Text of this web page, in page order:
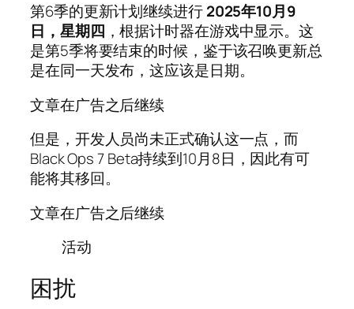
第6季的更新计划继续进行2025年10月9
日，星期四 ，根据计时器在游戏中显示。这
是第5季将要结束的时候，鉴于该召唤更新总
是在同一天发布，这应该是日期。
文章在广告之后继续
但是，开发人员尚未正式确认这一点，而
Black Ops 7 Beta持续到10月8日，因此有可
能将其移回。
文章在广告之后继续
活动
困扰